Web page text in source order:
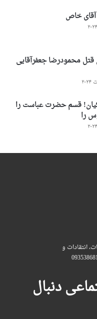
خاص
قتل محمودرضا جعفرآقایی
قسم حضرت عباست را
را
دنبال